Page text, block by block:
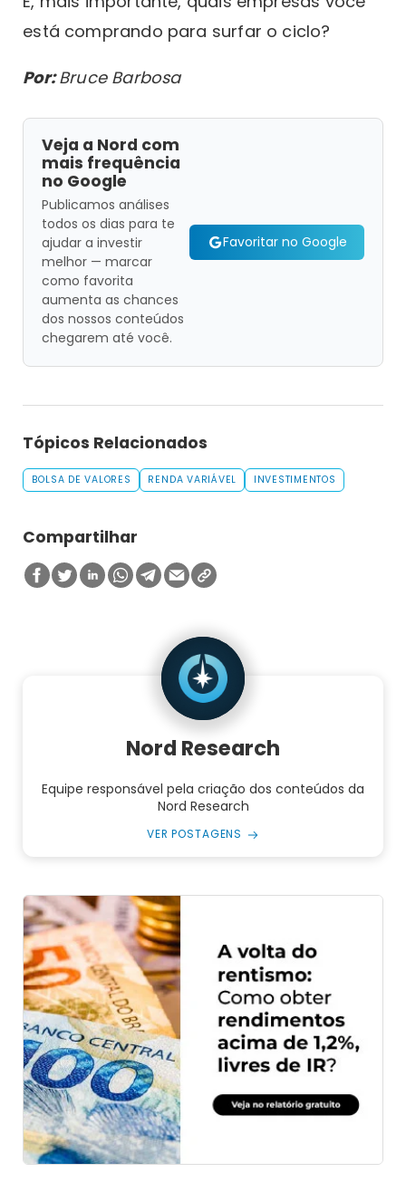
está comprando para surfar o ciclo?
Por:Bruce Barbosa
Veja a Nord com
mais frequência
no Google
Publicamos análises
todos os dias para te
ajudar a investir
melhor — marcar
como favorita
aumenta as chances
dos nossos conteúdos
chegarem até você.
Favoritar no Google
Tópicos Relacionados
BOLSA DE VALORES RENDA VARIÁVEL INVESTIMENTOS
Compartilhar
Nord Research
Equipe responsável pela criação dos conteúdos da
Nord Research
VER POSTAGENS